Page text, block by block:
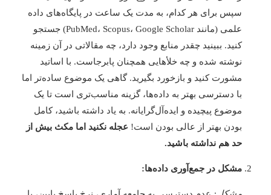
سپس برای هر کدام، به مدت یک ساعت در پایگاه‌های داده
علمی (مانند PubMed، Scopus، Google Scholar) جستجو
کنید. ببینید چقدر منابع وجود دارد، چه مقالاتی در آن زمینه
نوشته شده و چه خلأهایی همچنان پابرجاست. با اساتید
مشورت کنید و بازخورد بگیرید. گاهی یک موضوع ساده‌تر اما
با دسترسی بهتر به داده‌ها، گزینه مناسب‌تری است تا یک
موضوع پیچیده و ایده‌آل‌گرایانه. به یاد داشته باشید، کامل
بودن بهتر از عالی بودن است! عجله نکنید اما مکث بیش از
حد هم نداشته باشید.
مشکل در جمع‌آوری داده‌ها: